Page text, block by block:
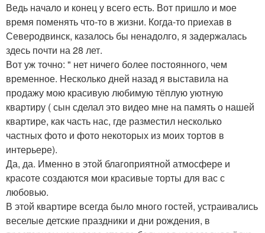
Ведь начало и конец у всего есть. Вот пришло и мое
время поменять что-то в жизни. Когда-то приехав в
Северодвинск, казалось бы ненадолго, я задержалась
здесь почти на 28 лет.
Вот уж точно: " нет ничего более постоянного, чем
временное. Несколько дней назад я выставила на
продажу мою красивую любимую тёплую уютную
квартиру ( сын сделал это видео мне на память о нашей
квартире, как часть нас, где разместил несколько
частных фото и фото некоторых из моих тортов в
интерьере).
Да, да. Именно в этой благоприятной атмосфере и
красоте создаются мои красивые торты для вас с
любовью.
В этой квартире всегда было много гостей, устраивались
веселые детские праздники и дни рождения, в